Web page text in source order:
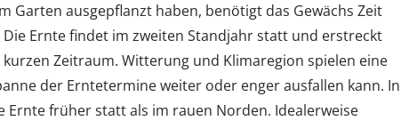
Garten ausgepflanzt haben, benötigt das Gewächs Zeit
Ernte findet im zweiten Standjahr statt und erstreckt
Zeitraum. Witterung und Klimaregion spielen eine
der Erntetermine weiter oder enger ausfallen kann. In
Ernte früher statt als im rauen Norden. Idealerweise